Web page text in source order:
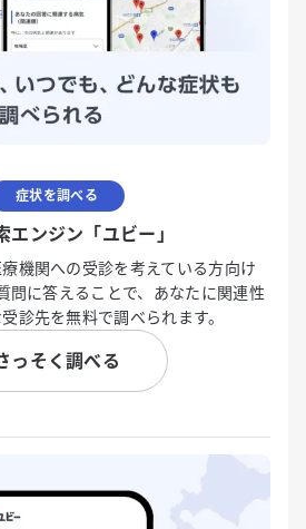
症状を調べる
エンジン「ユビー」
機関への受診を考えている方向け
問に答えることで、あなたに関連性
診先を無料で調べられます。
っそく調べる